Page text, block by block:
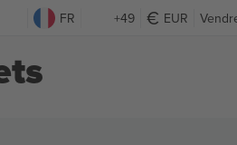
FR +49 EUR